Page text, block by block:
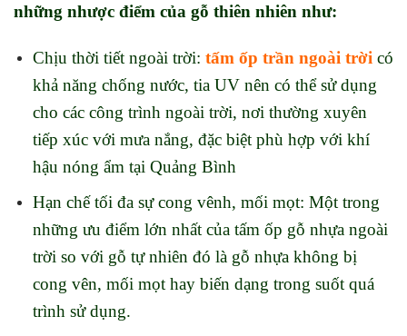
những nhược điểm của gỗ thiên nhiên như:
Chịu thời tiết ngoài trời: tấm ốp trần ngoài trời có
khả năng chống nước, tia UV nên có thể sử dụng
cho các công trình ngoài trời, nơi thường xuyên
tiếp xúc với mưa nắng, đặc biệt phù hợp với khí
hậu nóng ẩm tại Quảng Bình
Hạn chế tối đa sự cong vênh, mối mọt: Một trong
những ưu điểm lớn nhất của tấm ốp gỗ nhựa ngoài
trời so với gỗ tự nhiên đó là gỗ nhựa không bị
cong vên, mối mọt hay biến dạng trong suốt quá
trình sử dụng.